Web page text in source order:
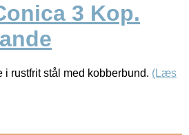
3 Kop.
i rustfrit stål med kobberbund. (Læs